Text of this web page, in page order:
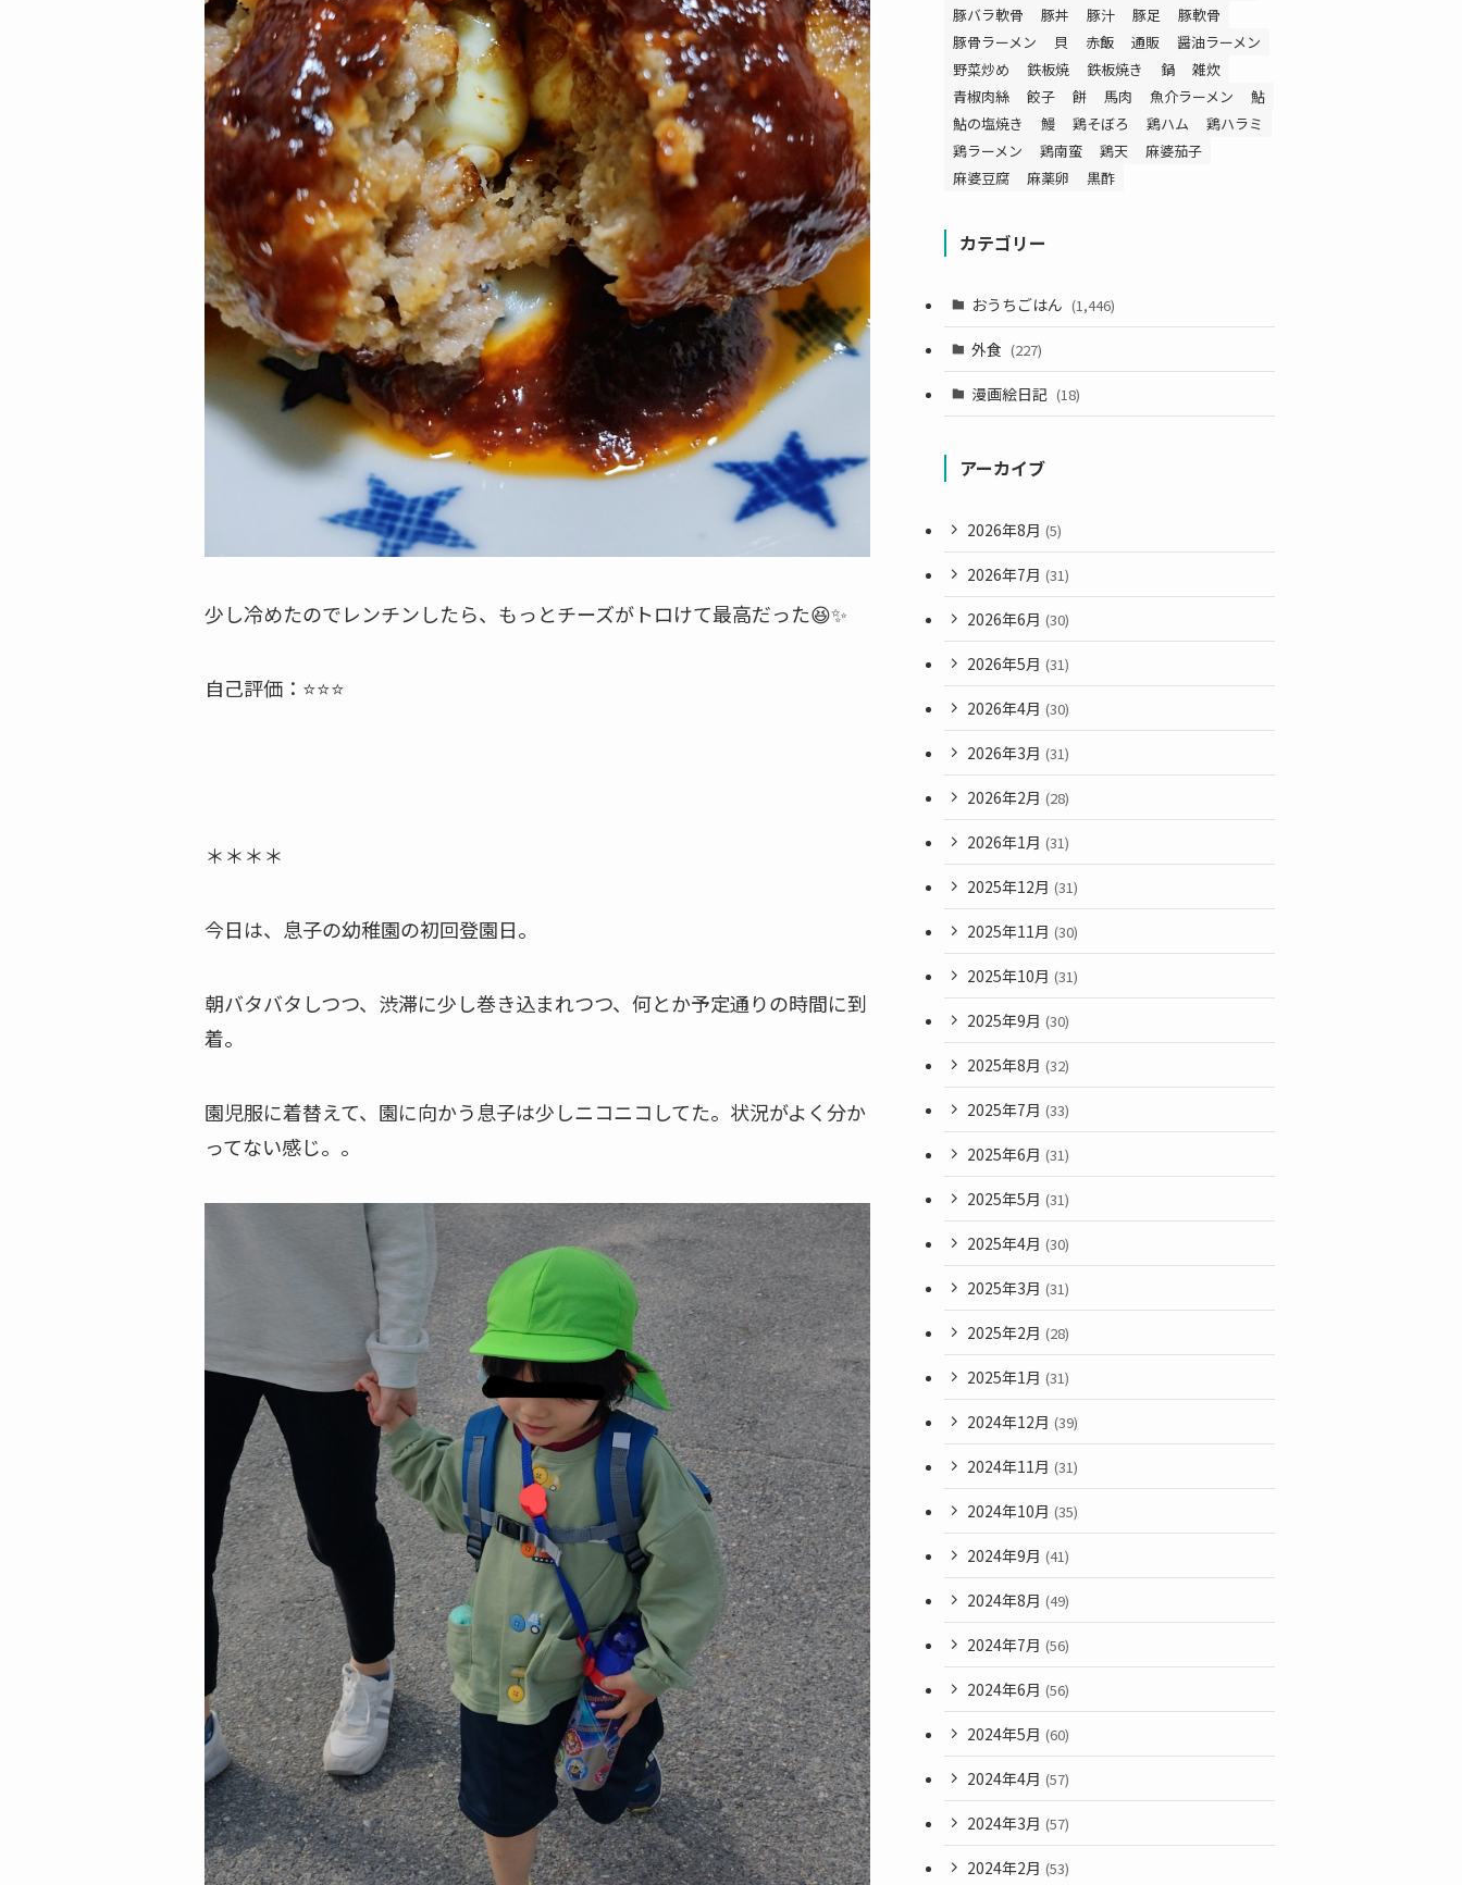
少し冷めたのでレンチンしたら、もっとチーズがトロけて最高だった😆✨
自己評価：⭐⭐⭐
＊＊＊＊
今日は、息子の幼稚園の初回登園日。
朝バタバタしつつ、渋滞に少し巻き込まれつつ、何とか予定通りの時間に到
着。
園児服に着替えて、園に向かう息子は少しニコニコしてた。状況がよく分か
ってない感じ。。
豚バラ軟骨
豚丼 豚汁 豚足
豚軟骨
豚骨ラーメン
貝 赤飯 通販
醤油ラーメン
野菜炒め
鉄板焼 鉄板焼き 鍋
雑炊
青椒肉絲
餃子 餅 馬肉 魚介ラーメン
鮎
鮎の塩焼き
鰻 鶏そぼろ 鶏ハム
鶏ハラミ
鶏ラーメン
鶏南蛮 鶏天
麻婆茄子
麻婆豆腐
麻薬卵 黒酢
カテゴリー
おうちごはん (1,446)
外食 (227)
漫画絵日記 (18)
アーカイブ
2026年8月 (5)
2026年7月 (31)
2026年6月 (30)
2026年5月 (31)
2026年4月 (30)
2026年3月 (31)
2026年2月 (28)
2026年1月 (31)
2025年12月 (31)
2025年11月 (30)
2025年10月 (31)
2025年9月 (30)
2025年8月 (32)
2025年7月 (33)
2025年6月 (31)
2025年5月 (31)
2025年4月 (30)
2025年3月 (31)
2025年2月 (28)
2025年1月 (31)
2024年12月 (39)
2024年11月 (31)
2024年10月 (35)
2024年9月 (41)
2024年8月 (49)
2024年7月 (56)
2024年6月 (56)
2024年5月 (60)
2024年4月 (57)
2024年3月 (57)
2024年2月 (53)